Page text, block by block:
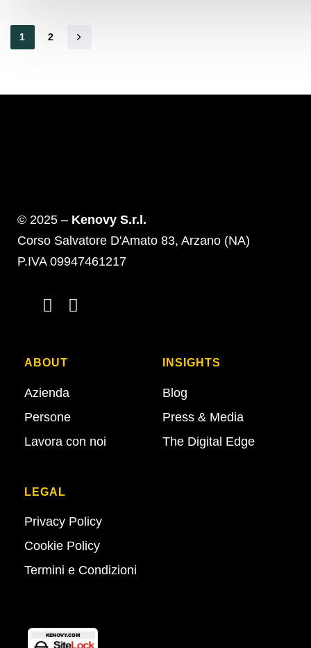
1 2
© 2025 – Kenovy S.r.l.
Corso Salvatore D'Amato 83, Arzano (NA)
P.IVA 09947461217
ABOUT
Azienda
Persone
Lavora con noi
INSIGHTS
Blog
Press & Media
The Digital Edge
LEGAL
Privacy Policy
Cookie Policy
Termini e Condizioni